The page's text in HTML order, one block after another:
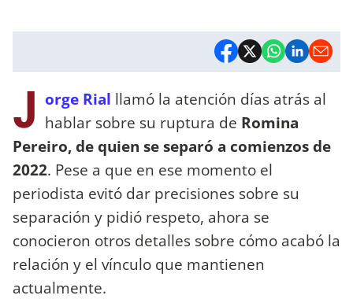
J orge Rial llamó la atención días atrás al
hablar sobre su ruptura de Romina
Pereiro, de quien se separó a comienzos de
2022. Pese a que en ese momento el
periodista evitó dar precisiones sobre su
separación y pidió respeto, ahora se
conocieron otros detalles sobre cómo acabó la
relación y el vínculo que mantienen
actualmente.